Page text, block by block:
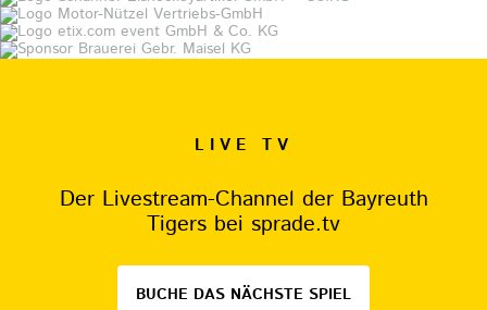
LIVE TV
Der Livestream-Channel der Bayreuth
Tigers bei sprade.tv
BUCHE DAS NÄCHSTE SPIEL